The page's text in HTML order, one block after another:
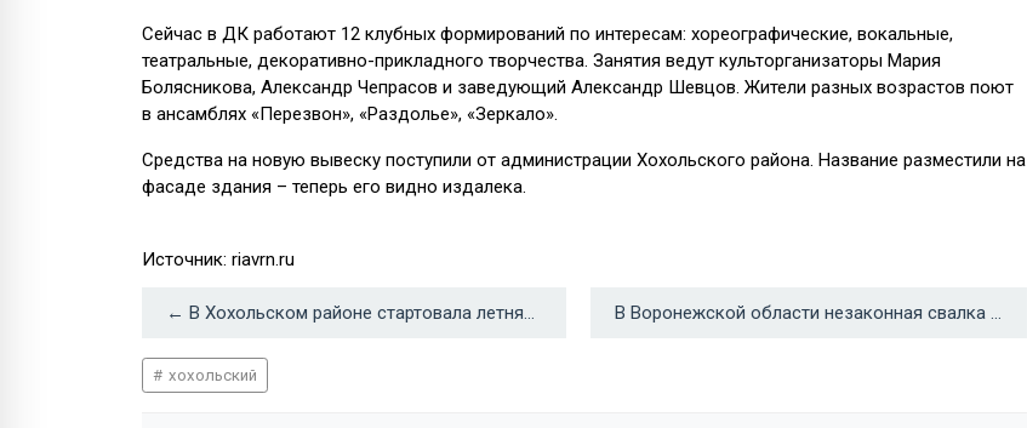
Сейчас в ДК работают 12 клубных формирований по интересам: хореографические, вокальные,
театральные, декоративно-прикладного творчества. Занятия ведут культорганизаторы Мария
Болясникова, Александр Чепрасов и заведующий Александр Шевцов. Жители разных возрастов поют
в ансамблях «Перезвон», «Раздолье», «Зеркало».
Средства на новую вывеску поступили от администрации Хохольского района. Название разместили на
фасаде здания – теперь его видно издалека.
Источник: riavrn.ru
← В Хохольском районе стартовала летняя оздоровительная кампания В Воронежской области незаконная свалка привела к химическому загрязнению почвы →
хохольский